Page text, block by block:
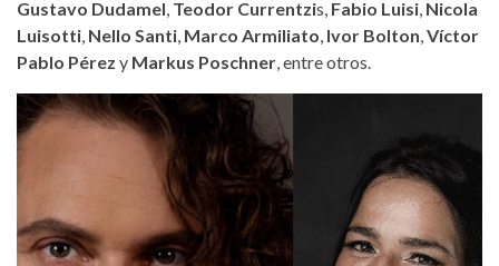
Gustavo Dudamel, Teodor Currentzis, Fabio Luisi, Nicola
Luisotti, Nello Santi, Marco Armiliato, Ivor Bolton,Víctor
Pablo Pérez y Markus Poschner, entre otros.
airam-hernandez-vanessa-garcia.jpg